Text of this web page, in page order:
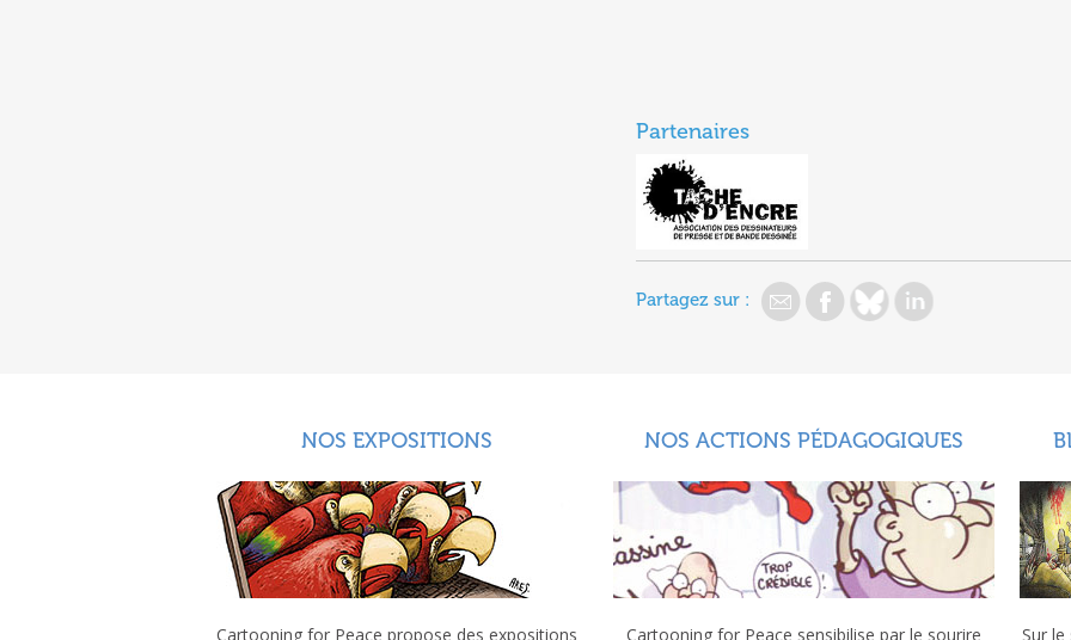
Partenaires
Partagez sur :
NOS EXPOSITIONS
Cartooning for Peace propose des expositions
NOS ACTIONS PÉDAGOGIQUES
Cartooning for Peace sensibilise par le sourire Sur le